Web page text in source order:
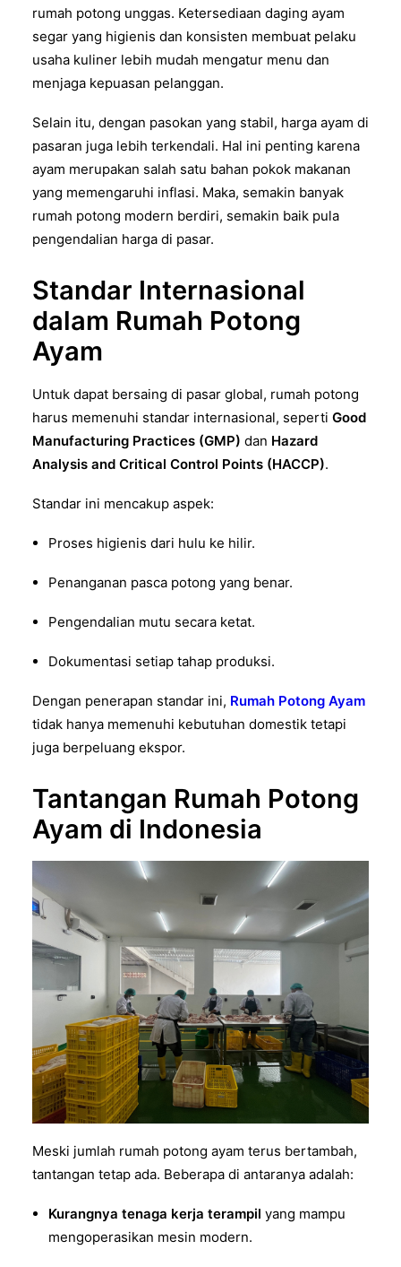
rumah potong unggas. Ketersediaan daging ayam
segar yang higienis dan konsisten membuat pelaku
usaha kuliner lebih mudah mengatur menu dan
menjaga kepuasan pelanggan.
Selain itu, dengan pasokan yang stabil, harga ayam di
pasaran juga lebih terkendali. Hal ini penting karena
ayam merupakan salah satu bahan pokok makanan
yang memengaruhi inflasi. Maka, semakin banyak
rumah potong modern berdiri, semakin baik pula
pengendalian harga di pasar.
Standar Internasional
dalam Rumah Potong
Ayam
Untuk dapat bersaing di pasar global, rumah potong
harus memenuhi standar internasional, seperti Good
Manufacturing Practices (GMP) dan Hazard
Analysis and Critical Control Points (HACCP).
Standar ini mencakup aspek:
Proses higienis dari hulu ke hilir.
Penanganan pasca potong yang benar.
Pengendalian mutu secara ketat.
Dokumentasi setiap tahap produksi.
Dengan penerapan standar ini, Rumah Potong Ayam
tidak hanya memenuhi kebutuhan domestik tetapi
juga berpeluang ekspor.
Tantangan Rumah Potong
Ayam di Indonesia
Meski jumlah rumah potong ayam terus bertambah,
tantangan tetap ada. Beberapa di antaranya adalah:
Kurangnya tenaga kerja terampil yang mampu
mengoperasikan mesin modern.